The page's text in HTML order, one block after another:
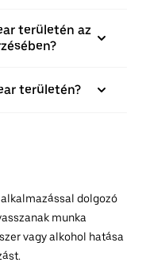
területén az
területén?
dolgozó
munka
vagy alkohol hatása